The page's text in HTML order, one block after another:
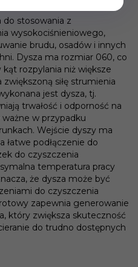
do stosowania z
wysokociśnieniowego,
brudu, osadów i innych
Dysza ma rozmiar 060, co
kąt rozpylania niż większe
zwiększoną siłę strumienia
jest dysza, tj.
trwałość i odporność na
w przypadku
Wejście dyszy ma
łatwe podłączenie do
do czyszczenia
temperatura pracy
że dysza może być
do czyszczenia
zapewnia generowanie
który zwiększa skuteczność
do trudno dostępnych